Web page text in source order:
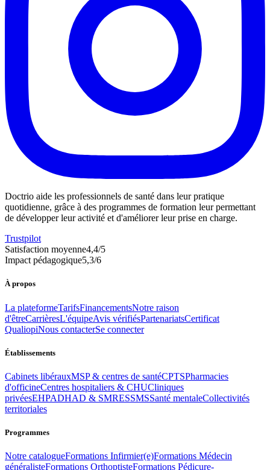
Doctrio aide les professionnels de santé dans leur pratique
quotidienne, grâce à des programmes de formation leur permettant
de développer leur activité et d'améliorer leur prise en charge.
Trustpilot
Satisfaction moyenne4,4/5
Impact pédagogique5,3/6
À propos
La plateformeTarifsFinancementsNotre raison
d'êtreCarrièresL'équipeAvis vérifiésPartenariatsCertificat
QualiopiNous contacterSe connecter
Établissements
Cabinets libérauxMSP & centres de santéCPTSPharmacies
d'officineCentres hospitaliers & CHUCliniques
privéesEHPADHAD & SMRESSMSSanté mentaleCollectivités
territoriales
Programmes
Notre catalogueFormations Infirmier(e)Formations Médecin
généralisteFormations OrthoptisteFormations Pédicure-